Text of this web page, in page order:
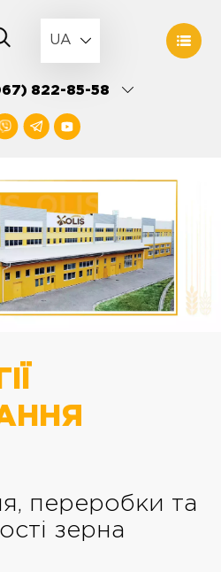
UA
822-85-58
переробки та
зерна